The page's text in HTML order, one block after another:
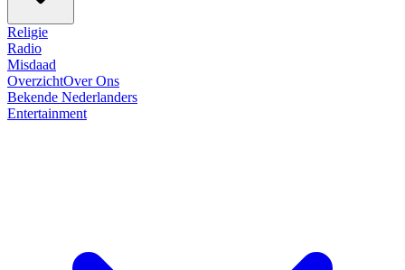
Religie
Radio
Misdaad
OverzichtOver Ons
Bekende Nederlanders
Entertainment